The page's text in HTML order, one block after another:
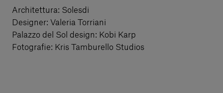
Architettura: Solesdi
Designer: Valeria Torriani
Palazzo del Sol design: Kobi Karp
Fotografie: Kris Tamburello Studios